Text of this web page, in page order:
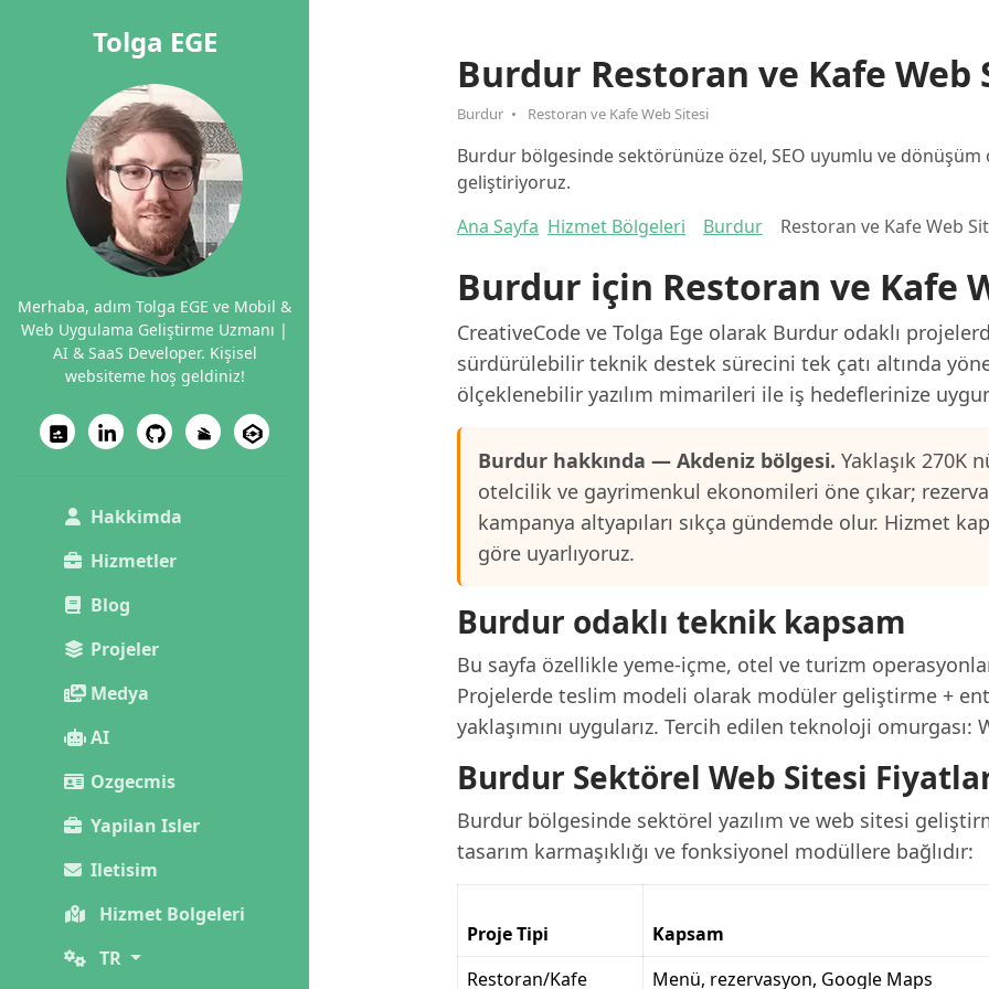
Tolga EGE
Merhaba, adım Tolga EGE ve Mobil &
Web Uygulama Geliştirme Uzmanı |
AI & SaaS Developer. Kişisel
websiteme hoş geldiniz!
Hakkimda
Hizmetler
Blog
Projeler
Medya
AI
Ozgecmis
Yapilan Isler
Iletisim
Hizmet Bolgeleri
TR
Burdur Restoran ve Kafe Web
Burdur Restoran ve Kafe Web Sitesi
Burdur bölgesinde sektörünüze özel, SEO uyumlu ve dönüşüm
geliştiriyoruz.
Ana Sayfa Hizmet Bölgeleri Burdur Restoran ve Kafe Web
Burdur için Restoran ve Kafe
CreativeCode ve Tolga Ege olarak Burdur odaklı
sürdürülebilir teknik destek sürecini tek çatı altında
ölçeklenebilir yazılım mimarileri ile iş hedeflerinize
Burdur hakkında — Akdeniz bölgesi. Yaklaşık 270K
otelcilik ve gayrimenkul ekonomileri öne çıkar;
kampanya altyapıları sıkça gündemde olur. Hizmet
göre uyarlıyoruz.
Burdur odaklı teknik kapsam
Bu sayfa özellikle yeme-içme, otel ve turizm
Projelerde teslim modeli olarak modüler geliştirme +
yaklaşımını uygularız. Tercih edilen teknoloji omurgası:
Burdur Sektörel Web Sitesi
Burdur bölgesinde sektörel yazılım ve web sitesi
tasarım karmaşıklığı ve fonksiyonel modüllere bağlıdır:
Proje Tipi
Kapsam
Restoran/Kafe
Menü, rezervasyon, Google Maps